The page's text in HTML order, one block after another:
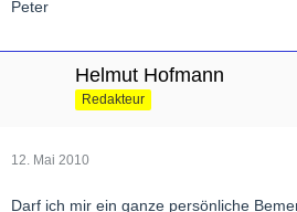
Peter
Helmut Hofmann
Redakteur
12. Mai 2010
Darf ich mir ein ganze persönliche